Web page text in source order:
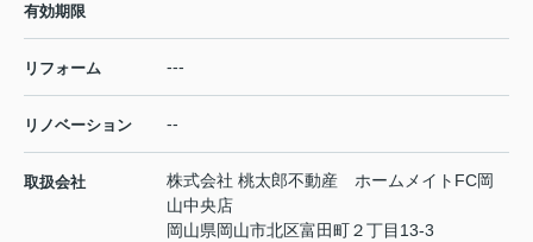
有効期限
リフォーム ---
リノベーション --
取扱会社
株式会社 桃太郎不動産 ホームメイトFC岡
山中央店
岡山県岡山市北区富田町２丁目13-3